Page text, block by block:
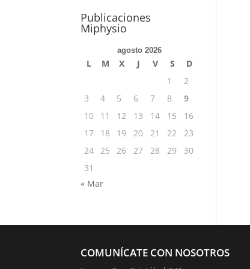
Publicaciones
Miphysio
agosto 2026
L M X J V S
D
1
2
3
4 5 6 7 8
9
10
11 12 13 14 15
16
17
18 19 20 21 22
23
24 25 26 27 28 29
30
31
« Mar
COMUNÍCATE CON NOSOTROS